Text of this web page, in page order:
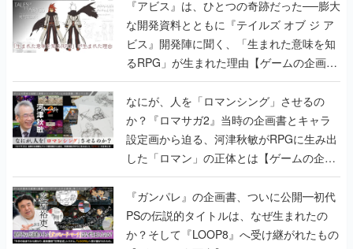
『アビス』は、ひとつの奇跡だった──膨大
な開発資料とともに『テイルズ オブ ジ ア
ビス』開発陣に聞く、「生まれた意味を知
るRPG」が生まれた理由【ゲームの企画
書】
なにが、人を「ロマンシング」させるの
か？『ロマサガ2』当時の企画書とキャラ
設定画から迫る、河津秋敏がRPGに生み出
した「ロマン」の正体とは【ゲームの企画
書】
『ガンパレ』の企画書、ついに公開━初代
PSの伝説的タイトルは、なぜ生まれたの
か？そして『LOOP8』へ受け継がれたもの